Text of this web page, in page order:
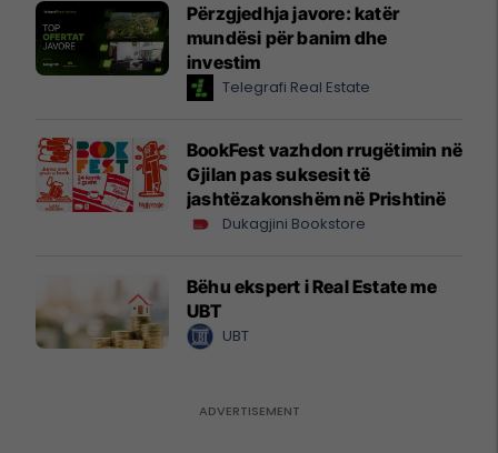
Përzgjedhja javore: katër
mundësi për banim dhe
investim
Telegrafi Real Estate
BookFest vazhdon rrugëtimin në
Gjilan pas suksesit të
jashtëzakonshëm në Prishtinë
Dukagjini Bookstore
Bëhu ekspert i Real Estate me
UBT
UBT